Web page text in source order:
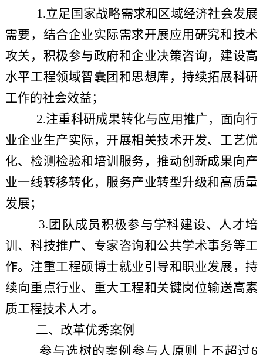
1.立足国家战略需求和区域经济社会发展
需要，结合企业实际需求开展应用研究和技术
攻关，积极参与政府和企业决策咨询，建设高
水平工程领域智囊团和思想库，持续拓展科研
工作的社会效益；
2.注重科研成果转化与应用推广，面向行
业企业生产实际，开展相关技术开发、工艺优
化、检测检验和培训服务，推动创新成果向产
业一线转移转化，服务产业转型升级和高质量
发展；
3.团队成员积极参与学科建设、人才培
训、科技推广、专家咨询和公共学术事务等工
作。注重工程硕博士就业引导和职业发展，持
续向重点行业、重大工程和关键岗位输送高素
质工程技术人才。
二、改革优秀案例
参与选树的案例参与人原则上不超过6